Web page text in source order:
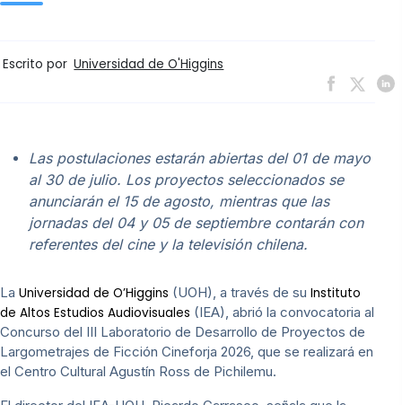
Escrito por Universidad de O'Higgins
Las postulaciones estarán abiertas del 01 de mayo
al 30 de julio. Los proyectos seleccionados se
anunciarán el 15 de agosto, mientras que las
jornadas del 04 y 05 de septiembre contarán con
referentes del cine y la televisión chilena.
La Universidad de O’Higgins (UOH), a través de su Instituto
de Altos Estudios Audiovisuales (IEA), abrió la convocatoria al
Concurso del III Laboratorio de Desarrollo de Proyectos de
Largometrajes de Ficción Cineforja 2026, que se realizará en
el Centro Cultural Agustín Ross de Pichilemu.